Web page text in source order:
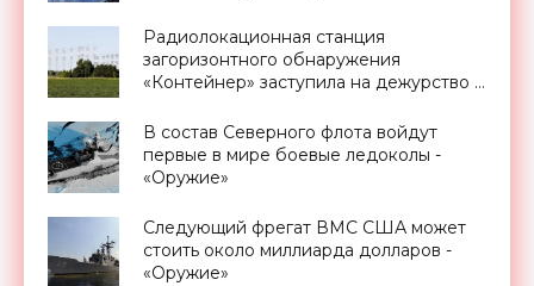
Радиолокационная станция
загоризонтного обнаружения
«Контейнер» заступила на дежурство -
В состав Северного флота войдут
первые в мире боевые ледоколы -
«Оружие»
Следующий фрегат ВМС США может
стоить около миллиарда долларов -
«Оружие»